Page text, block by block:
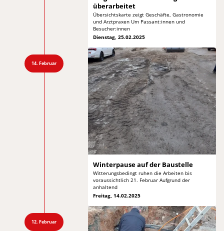
überarbeitet
Übersichtskarte zeigt Geschäfte, Gastronomie
und Arztpraxen Um Passant:innen und
Besucher:innen
Dienstag, 25.02.2025
14. Februar
Winterpause aufder Baustelle
Witterungsbedingt ruhen die Arbeiten bis
voraussichtlich 21. Februar Aufgrund der
anhaltend
Freitag, 14.02.2025
12. Februar